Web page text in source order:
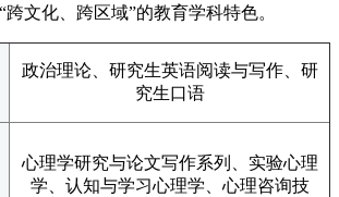
文化、跨区域”的教育学科特色。
政治理论、研究生英语阅读与写作、研
究生口语
心理学研究与论文写作系列、实验心理
学、认知与学习心理学、心理咨询技